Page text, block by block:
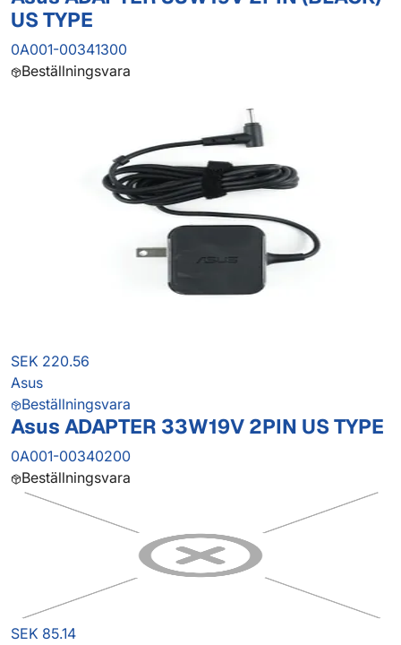
US TYPE
0A001-00341300
Beställningsvara
SEK 220.56
Asus
Beställningsvara
Asus ADAPTER 33W19V 2PIN US TYPE
0A001-00340200
Beställningsvara
SEK 85.14